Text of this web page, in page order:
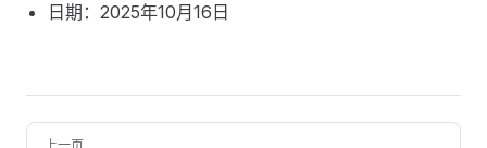
日期：2025年10月16日
Pager